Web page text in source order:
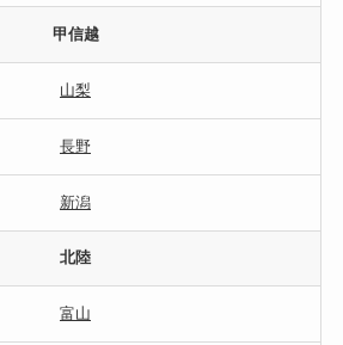
甲信越
山梨
長野
新潟
北陸
富山